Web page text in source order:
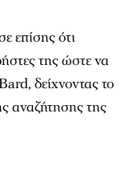
επίσης ότι
της ώστε να
δείχνοντας το
αναζήτησης της